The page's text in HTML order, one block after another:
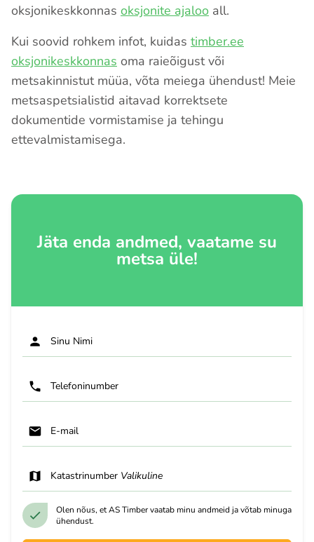
oksjonikeskkonnas oksjonite ajaloo all.
Kui soovid rohkem infot, kuidas timber.ee
oksjonikeskkonnas oma raieõigust või
metsakinnistut müüa, võta meiega ühendust! Meie
metsaspetsialistid aitavad korrektsete
dokumentide vormistamise ja tehingu
ettevalmistamisega.
Jäta enda andmed, vaatame su
metsa üle!
Sinu Nimi
Telefoninumber
E-mail
Katastrinumber Valikuline
Olen nõus, et AS Timber vaatab minu andmeid ja võtab minuga
ühendust.